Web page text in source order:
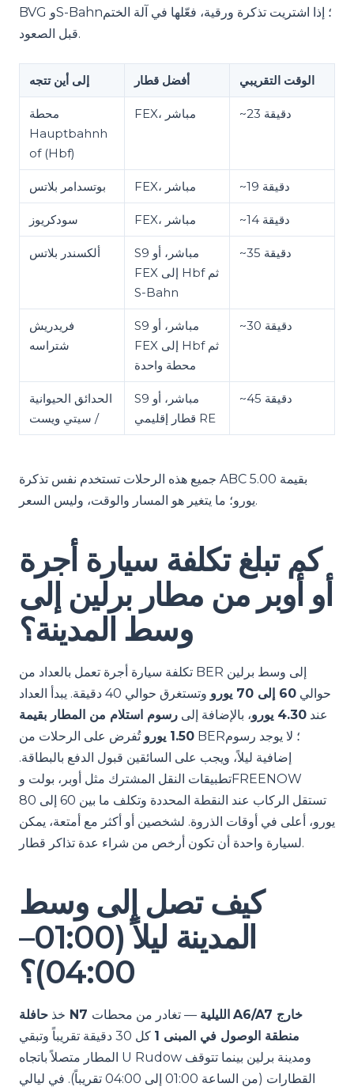
BVG وS-Bahn؛ إذا اشتريت تذكرة ورقية، فعّلها في آلة الختم
قبل الصعود.
إلى أين تتجه أفضل قطار الوقت التقريبي
محطة
Hauptbahnh
of (Hbf)
FEX، مباشر ~23 دقيقة
بوتسدامر بلاتس FEX، مباشر ~19 دقيقة
سودكريوز FEX، مباشر ~14 دقيقة
ألكسندر بلاتس
S9 مباشر، أو
FEX إلى Hbf ثم
S-Bahn
~35 دقيقة
فريدريش
شتراسه
S9 مباشر، أو
FEX إلى Hbf ثم
محطة واحدة
~30 دقيقة
الحدائق الحيوانية
/ سيتي ويست
S9 مباشر، أو
قطار إقليمي RE
~45 دقيقة
جميع هذه الرحلات تستخدم نفس تذكرة ABC بقيمة 5.00
يورو؛ ما يتغير هو المسار والوقت، وليس السعر.
كم تبلغ تكلفة سيارة أجرة
أو أوبر من مطار برلين إلى
وسط المدينة؟
تكلفة سيارة أجرة تعمل بالعداد من BER إلى وسط برلين
حوالي 60 إلى 70 يورو
وتستغرق حوالي 40 دقيقة. يبدأ العداد
عند 4.30 يورو ، بالإضافة إلى رسوم استلام من المطار بقيمة
1.50 يورو
تُفرض على الرحلات من BER؛ لا يوجد رسوم
إضافية ليلاً، ويجب على السائقين قبول الدفع بالبطاقة.
تطبيقات النقل المشترك مثل أوبر، بولت وFREENOW
تستقل الركاب عند النقطة المحددة وتكلف ما بين 60 إلى 80
يورو، أعلى في أوقات الذروة. لشخصين أو أكثر مع أمتعة، يمكن
لسيارة واحدة أن تكون أرخص من شراء عدة تذاكر قطار.
كيف تصل إلى وسط
المدينة ليلاً (01:00–
04:00)؟
خذ حافلة N7 الليلية A6/A7 خارج
منطقة الوصول في المبنى 1
كل 30 دقيقة تقريباً وتبقي
المطار متصلاً باتجاه U Rudow ومدينة برلين بينما تتوقف
القطارات (من الساعة 01:00 إلى 04:00 تقريباً). في ليالي